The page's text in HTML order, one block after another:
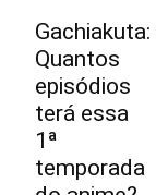
Gachiakuta:
Quantos
episódios
terá essa
1ª
temporada